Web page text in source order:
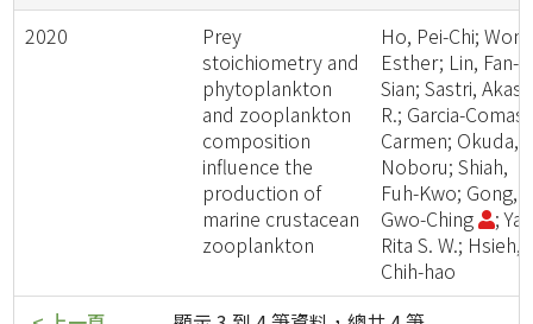
2020
Prey
stoichiometry and
phytoplankton
and zooplankton
composition
influence the
production of
marine crustacean
zooplankton
Ho, Pei-Chi;
Esther; Lin, Fan-
Sian; Sastri, Akash
R.; Garcia-Comas,
Carmen; Okuda,
Noboru; Shiah,
Fuh-Kwo; Gong,
Gwo-Ching
;
Rita S. W.; Hsieh,
Chih-hao